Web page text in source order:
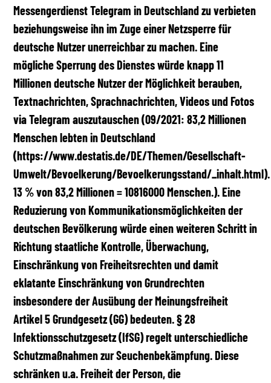
Messengerdienst Telegram in Deutschland zu verbieten
beziehungsweise ihn im Zuge einer Netzsperre für
deutsche Nutzer unerreichbar zu machen. Eine
mögliche Sperrung des Dienstes würde knapp 11
Millionen deutsche Nutzer der Möglichkeit berauben,
Textnachrichten, Sprachnachrichten, Videos und Fotos
via Telegram auszutauschen (09/2021: 83,2 Millionen
Menschen lebten in Deutschland
(https://www.destatis.de/DE/Themen/Gesellschaft-
Umwelt/Bevoelkerung/Bevoelkerungsstand/_inhalt.html).
13 % von 83,2 Millionen = 10816000 Menschen.). Eine
Reduzierung von Kommunikationsmöglichkeiten der
deutschen Bevölkerung würde einen weiteren Schritt in
Richtung staatliche Kontrolle, Überwachung,
Einschränkung von Freiheitsrechten und damit
eklatante Einschränkung von Grundrechten
insbesondere der Ausübung der Meinungsfreiheit
Artikel 5 Grundgesetz (GG) bedeuten. § 28
Infektionsschutzgesetz (IfSG) regelt unterschiedliche
Schutzmaßnahmen zur Seuchenbekämpfung. Diese
schränken u.a. Freiheit der Person, die